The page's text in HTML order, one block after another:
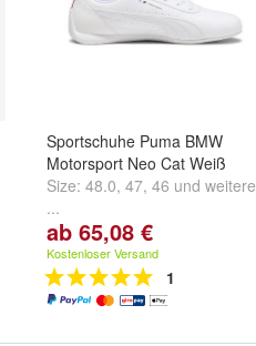
Sportschuhe Puma BMW
Motorsport Neo Cat Weiß
Size: 48.0, 47, 46 und weitere
...
ab 65,08 €
Kostenloser Versand
1